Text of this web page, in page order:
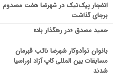
قرار گرفت
انفجار پیک‌نیک در شهرضا هفت مصدوم
برجای گذاشت
حمید مصدق «در رهگذار باد»
بانوان توآدوکار شهرضا نائب قهرمان
مسابقات بین المللی کاپ آزاد اوراسیا
شدند